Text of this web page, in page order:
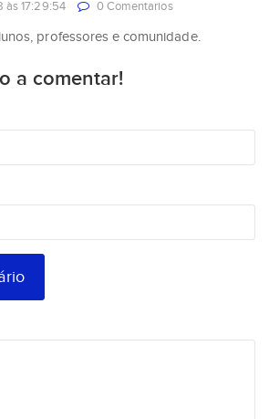
às 17:29:54 0 Comentarios
professores e comunidade.
a comentar!